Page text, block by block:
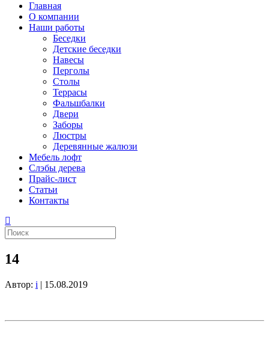
Главная
О компании
Наши работы
Беседки
Детские беседки
Навесы
Перголы
Столы
Террасы
Фальшбалки
Двери
Заборы
Люстры
Деревянные жалюзи
Мебель лофт
Слэбы дерева
Прайс-лист
Статьи
Контакты
14
Автор: i | 15.08.2019